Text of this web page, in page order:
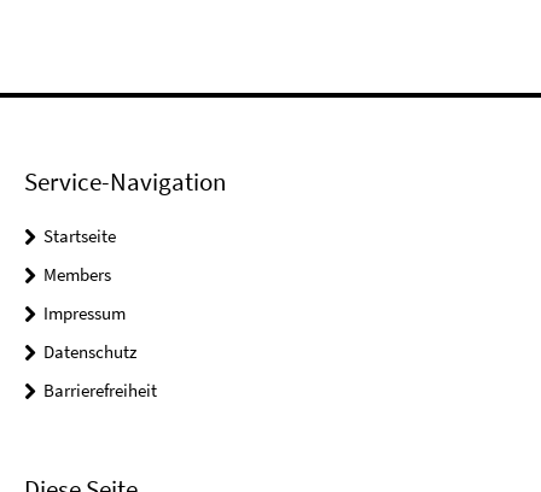
Service-Navigation
Startseite
Members
Impressum
Datenschutz
Barrierefreiheit